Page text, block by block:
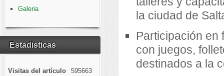
Galeria
Estadisticas
Visitas del artículo 595663
la ciudad de
Participación en
con juegos,
destinados a la